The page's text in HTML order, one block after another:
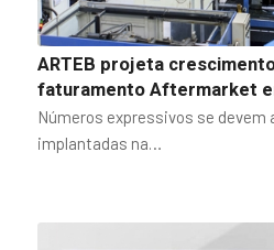
ARTEB projeta
faturamento Aftermarket
Números expressivos se devem
implantadas na…